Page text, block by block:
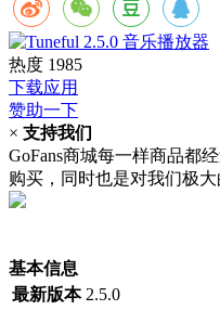
热度 1985
下载应用
赞助一下
× 支持我们
GoFans商城每一样商品都
购买，同时也是对我们极大
基本信息
最新版本 2.5.0